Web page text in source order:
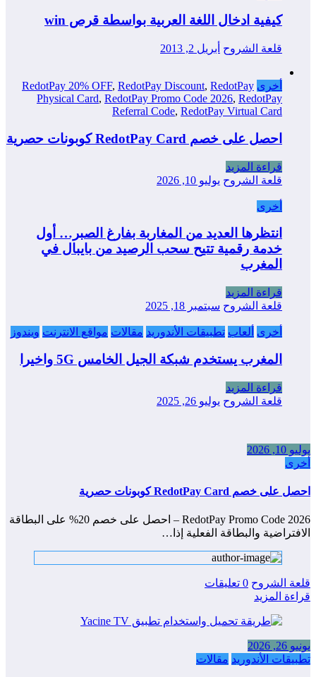
كيفية ادخال اللغة العربية بواسطة قرص win
قلعة الشروح أبريل 2, 2013
أخرى RedotPay 20% OFF, RedotPay Discount, RedotPay
Physical Card, RedotPay Promo Code 2026, RedotPay
Referral Code, RedotPay Virtual Card
احصل على خصم RedotPay Card كوبونات حصرية
قراءة المزيد
قلعة الشروح يوليو 10, 2026
أخرى
انتظرها العديد من المغاربة بفارغ الصبر… أول
خدمة رقمية تتيح سحب الرصيد من بايبال في
المغرب
قراءة المزيد
قلعة الشروح سبتمبر 18, 2025
أخرى ألعاب تطبيقات الأندوريد مقالات مواقع الانترنت ويندوز
المغرب يستخدم شبكة الجيل الخامس 5G واخيرا
قراءة المزيد
قلعة الشروح يوليو 26, 2025
يوليو 10, 2026
أخرى
احصل على خصم RedotPay Card كوبونات حصرية
RedotPay Promo Code 2026 – احصل على خصم 20% على البطاقة
الافتراضية والبطاقة الفعلية إذا…
قلعة الشروح 0 تعليقات
قراءة المزيد
يونيو 26, 2026
تطبيقات الأندوريد مقالات